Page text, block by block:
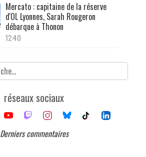
Mercato : capitaine de la réserve
d'OL Lyonnes, Sarah Rougeron
débarque à Thonon
12:40
réseaux sociaux
Derniers commentaires